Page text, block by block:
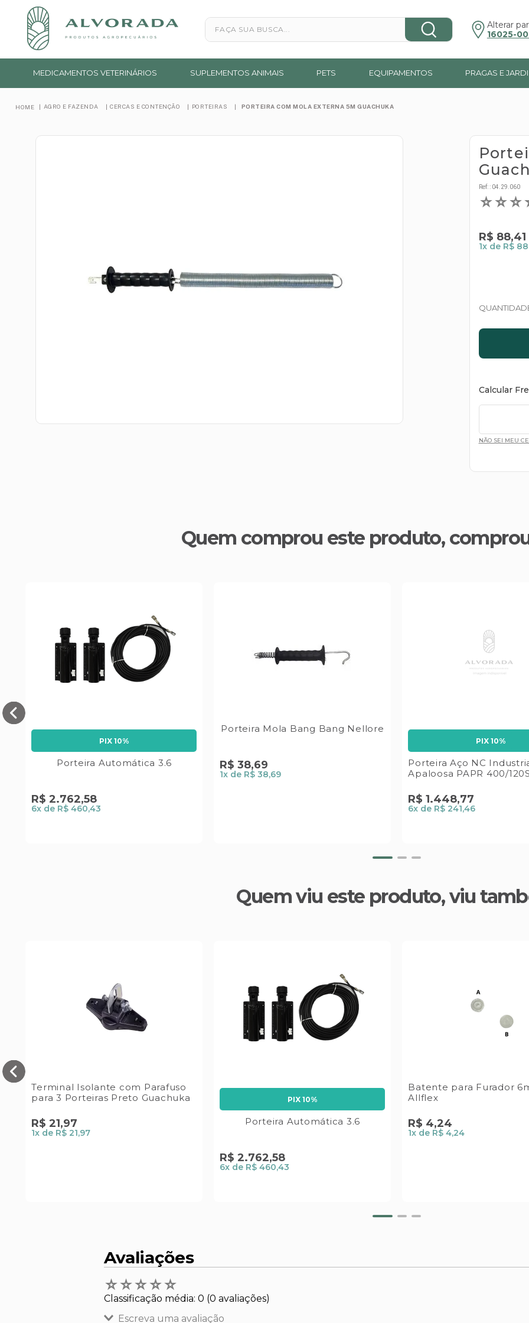
Faça sua busca...
Alterar
16025-
MEDICAMENTOS VETERINÁRIOS SUPLEMENTOS ANIMAIS PETS EQUIPAMENTOS PRAGAS E
AGRO E FAZENDA CERCAS E CONTENÇÃO PORTEIRAS PORTEIRA COM MOLA EXTERNA 5M GUACHUKA
Ref: : 04.29.060
☆☆☆
R$ 88,41
1x de R$
Calcular
NÃO SEI MEU
Quem comprou este produto,
PIX 10%
Porteira Automática 3.6
R$ 2.762,58
6x de R$ 460,43
Porteira Mola Bang Bang Nellore
R$ 38,69
1x de R$ 38,69
PIX 10%
Porteira Aço NC
Apaloosa PAPR 400/
R$ 1.448,77
6x de R$ 241,46
Quem viu este produto, viu
Terminal Isolante com Parafuso
para 3 Porteiras Preto Guachuka
R$ 21,97
1x de R$ 21,97
PIX 10%
Porteira Automática 3.6
R$ 2.762,58
6x de R$ 460,43
Batente para Furador
Allflex
R$ 4,24
1x de R$ 4,24
Avaliações
☆☆☆☆☆
Classificação média: 0 (0 avaliações)
Escreva uma avaliação